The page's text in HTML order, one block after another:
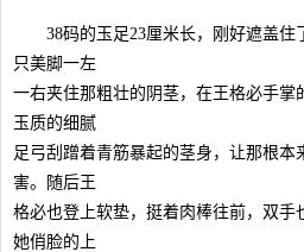
38码的玉足23厘米长，刚好遮盖住
只美脚一左
一右夹住那粗壮的阴茎，在王格必手掌
玉质的细腻
足弓刮蹭着青筋暴起的茎身，让那根
害。随后王
格必也登上软垫，挺着肉棒往前，双手
她俏脸的上